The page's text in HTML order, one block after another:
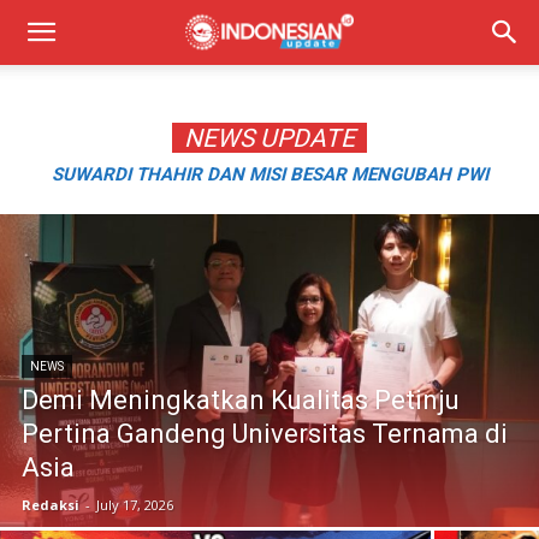
NEWS UPDATE
SUWARDI THAHIR DAN MISI BESAR MENGUBAH PWI
NEWS
Demi Meningkatkan Kualitas Petinju
Pertina Gandeng Universitas Ternama di
Asia
Redaksi - July 17, 2026